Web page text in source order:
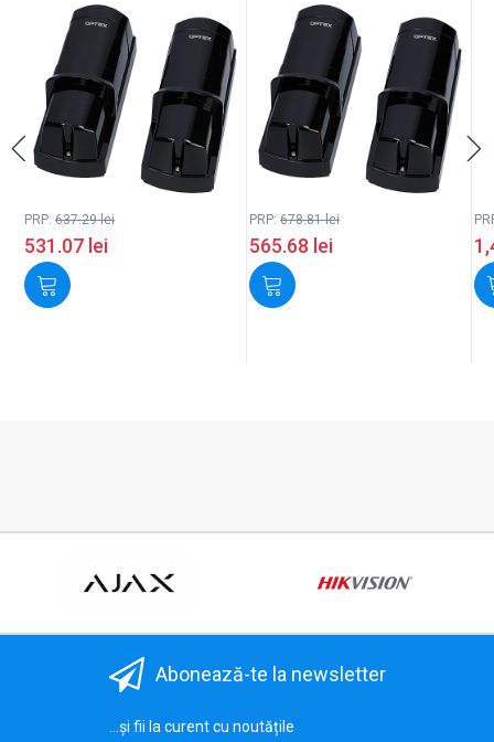
PRP: 637.29lei
531.07 lei
PRP: 678.81lei
565.68 lei
Abonează-te la newsletter
...și fii la curent cu noutățile